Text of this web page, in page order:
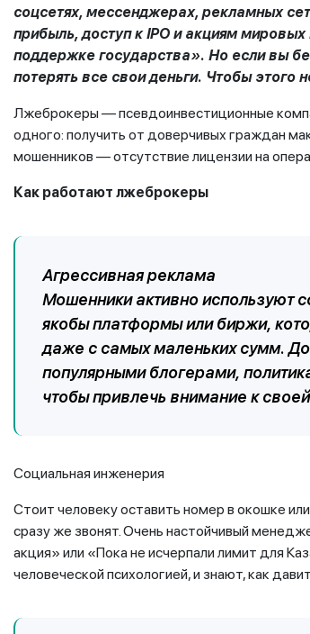
соцсетях, мессенджерах, рекламных
прибыль, доступ к IPO и акциям
поддержке государства». Но если вы
потерять все свои деньги. Чтобы этого
Лжеброкеры — псевдоинвестиционные
одного: получить от доверчивых граждан
мошенников — отсутствие лицензии на
Как работают лжеброкеры
Агрессивная реклама
Мошенники активно используют
якобы платформы или биржи,
даже с самых маленьких сумм.
популярными блогерами,
чтобы привлечь внимание к
Социальная инженерия
Стоит человеку оставить номер в окошке
сразу же звонят. Очень настойчивый
акция» или «Пока не исчерпали лимит для
человеческой психологией, и знают, как